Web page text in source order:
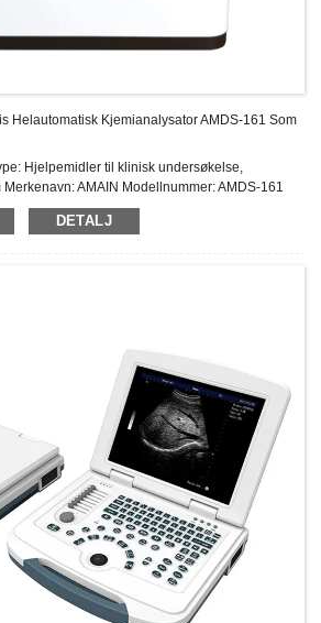
Helautomatisk Kjemianalysator AMDS-161 Som
Hjelpemidler til klinisk undersøkelse,
AMAIN Modellnummer: AMDS-161
Klasse II Garanti: 1 års
DETALJ